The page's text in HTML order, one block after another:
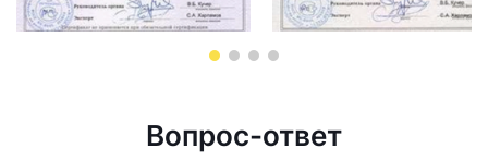
Вопрос-ответ